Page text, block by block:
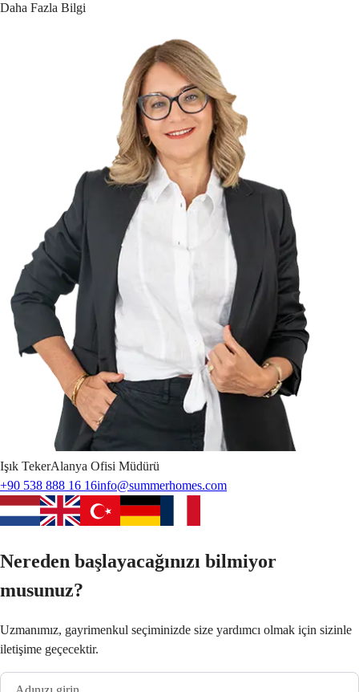
Daha Fazla Bilgi
Işık TekerAlanya Ofisi Müdürü
+90 538 888 16 16info@summerhomes.com
Nereden başlayacağınızı bilmiyor
musunuz?
Uzmanımız, gayrimenkul seçiminizde size yardımcı olmak için sizinle
iletişime geçecektir.